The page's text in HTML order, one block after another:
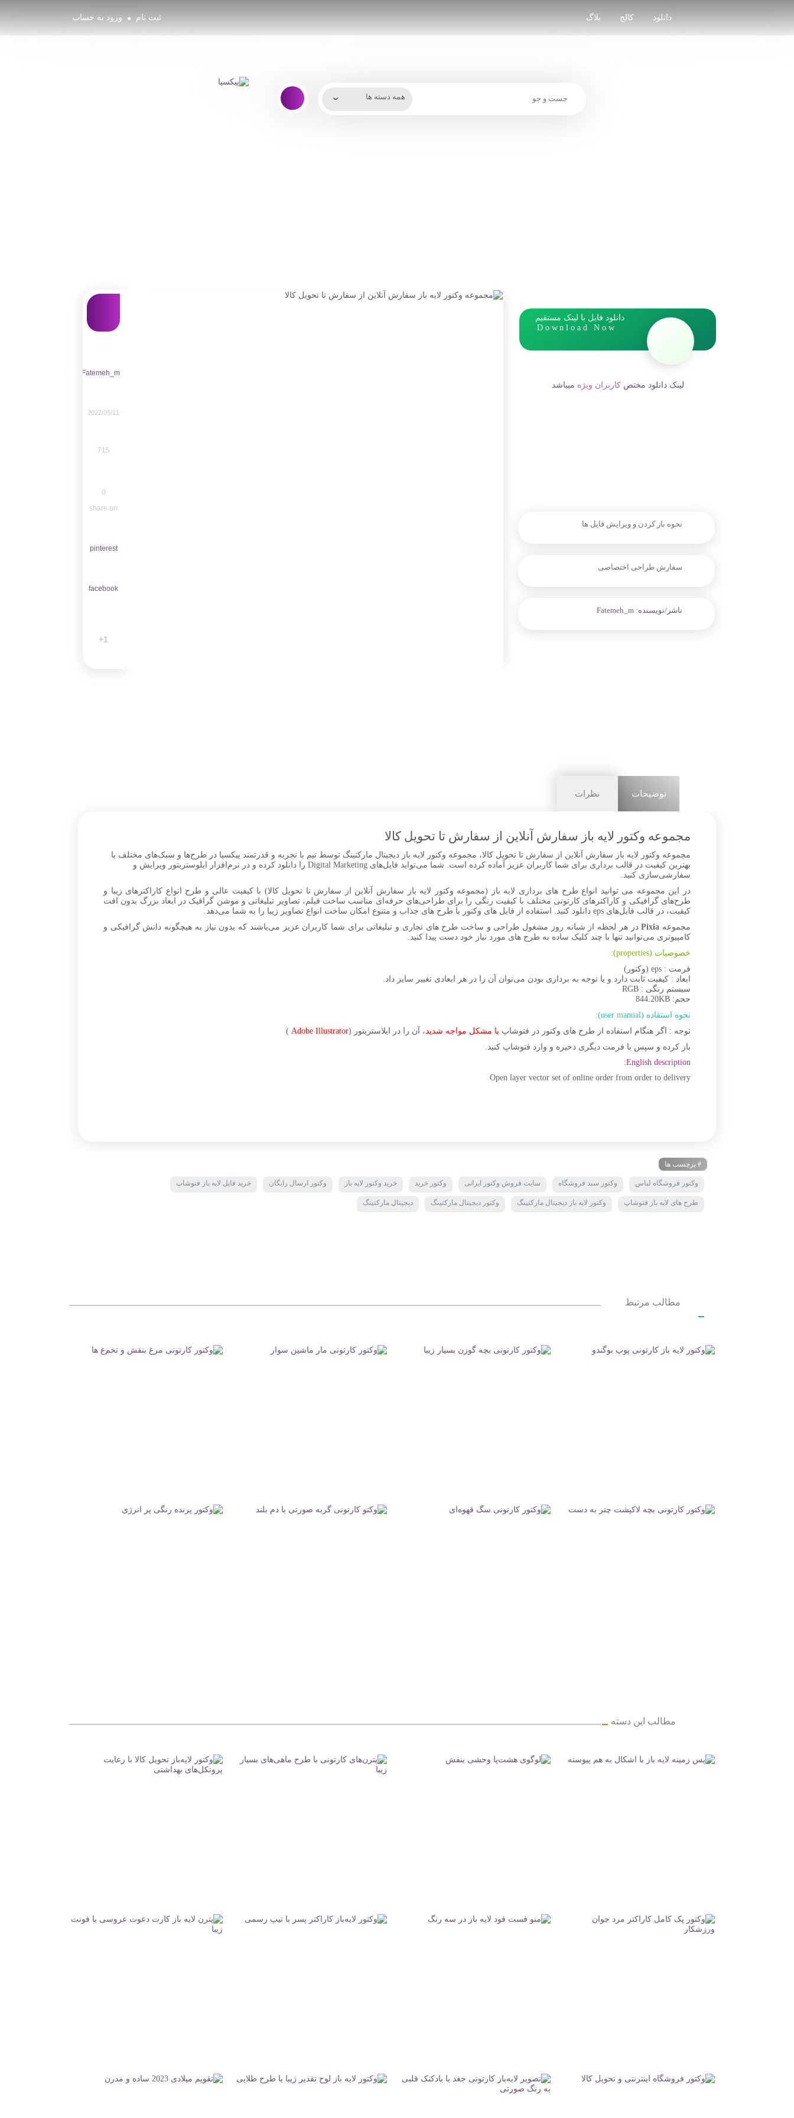
دانلود کالج بلاگ ثبت نام ورود به حساب
دانلود فایل با لینک مستقیم
Download Now
لینک دانلود مختصکاربران ویژه میباشد
نحوه باز کردن و ویرایش فایل ها
سفارش طراحی اختصاصی
ناشر/نویسنده: Fatemeh_m
Fatemeh_m
2022/05/11
715
0
share on
pinterest
facebook
1+
توضیحات نظرات
مجموعه وکتور لایه باز سفارش آنلاین از سفارش تا تحویل کالا
مجموعه وکتور لایه باز سفارش آنلاین از سفارش تا تحویل کالا، مجموعه وکتور لایه باز دیجیتال مارکتینگ توسط تیم با تجربه و قدرتمند پیکسیا در طرح‌ها و سبک‌های مختلف با
بهترین کیفیت در قالب برداری برای شما کاربران عزیز آماده کرده است. شما می‌تواید فایل‌های Digital Marketing را دانلود کرده و در نرم‌افزار ایلوستریتور ویرایش و
سفارشی‌سازی کنید.
در این مجموعه می توانید انواع طرح های برداری لایه باز (مجموعه وکتور لایه باز سفارش آنلاین از سفارش تا تحویل کالا) با کیفیت عالی و طرح انواع کاراکترهای زیبا و
طرح‌های گرافیکی و کاراکترهای کارتونی مختلف با کیفیت رنگی را برای طراحی‌های حرفه‌ای مناسب ساخت فیلم، تصاویر تبلیغاتی و موشن گرافیک در ابعاد بزرگ بدون افت
کیفیت، در قالب فایل‌های eps دانلود کنید. استفاده از فایل های وکتور با طرح های جذاب و متنوع امکان ساخت انواع تصاویر زیبا را به شما می‌دهد.
مجموعه Pixia در هر لحظه از شبانه روز مشغول طراحی و ساخت طرح های تجاری و تبلیغاتی برای شما کاربران عزیز می‌باشند که بدون نیاز به هیچگونه دانش گرافیکی و
کامپیوتری می‌توانید تنها با چند کلیک ساده به طرح های مورد نیاز خود دست پیدا کنید.
خصوصیات (properties):
فرمت : eps (وکتور)
ابعاد : کیفیت ثابت دارد و با توجه به برداری بودن می‌توان آن را در هر ابعادی تغییر سایز داد.
سیستم رنگی : RGB
حجم: 844.20KB
نحوه استفاده (user manual):
توجه : اگر هنگام استفاده از طرح های وکتور در فتوشاپ با مشکل مواجه شدید، آن را در ایلاستریتور (Adobe Illustrator
)
باز کرده و سپس با فرمت دیگری ذخیره و وارد فتوشاپ کنید.
English description:
Open layer vector set of online order from order to delivery
# برچسب ها
وکتور فروشگاه لباس وکتور سبد فروشگاه سایت فروش وکتور ایرانی وکتور خرید خرید وکتور لایه باز وکتور ارسال رایگان خرید فایل لایه باز فتوشاپ
طرح های لایه باز فتوشاپ وکتور لایه باز دیجیتال مارکتینگ وکتور دیجیتال مارکتینگ دیجیتال مارکتینگ
مطالب مرتبط
مطالب این دسته